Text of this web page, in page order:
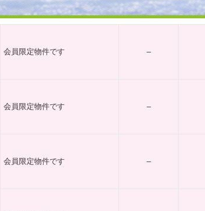
会員限定物件です
–
会員限定物件です
–
会員限定物件です
–